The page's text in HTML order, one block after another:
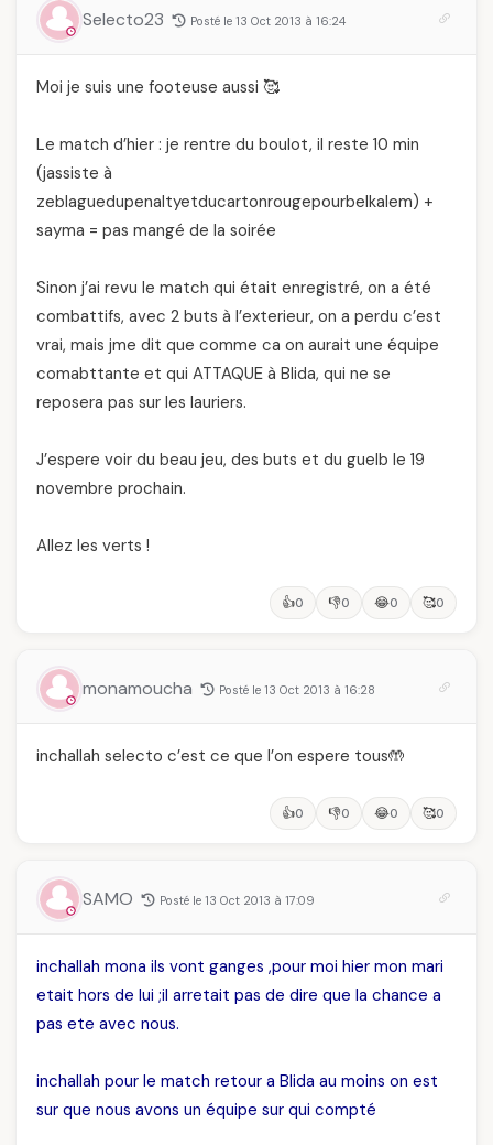
Selecto23 Posté le 13 Oct 2013 à 16:24
Moi je suis une footeuse aussi 🥰
Le match d’hier : je rentre du boulot, il reste 10 min
(jassiste à
zeblaguedupenaltyetducartonrougepourbelkalem) +
sayma = pas mangé de la soirée
Sinon j’ai revu le match qui était enregistré, on a été
combattifs, avec 2 buts à l’exterieur, on a perdu c’est
vrai, mais jme dit que comme ca on aurait une équipe
comabttante et qui ATTAQUE à Blida, qui ne se
reposera pas sur les lauriers.
J’espere voir du beau jeu, des buts et du guelb le 19
novembre prochain.
Allez les verts !
👍0 👎0 😂0 🥰0
monamoucha Posté le 13 Oct 2013 à 16:28
inchallah selecto c’est ce que l’on espere tous🤲
👍0 👎0 😂0 🥰0
SAMO Posté le 13 Oct 2013 à 17:09
inchallah mona ils vont ganges ,pour moi hier mon mari
etait hors de lui ;il arretait pas de dire que la chance a
pas ete avec nous.
inchallah pour le match retour a Blida au moins on est
sur que nous avons un équipe sur qui compté